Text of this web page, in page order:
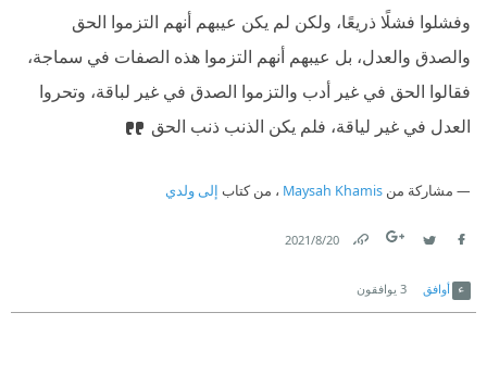
وفشلوا فشلًا ذريعًا، ولكن لم يكن عيبهم أنهم التزموا الحق
والصدق والعدل، بل عيبهم أنهم التزموا هذه الصفات في سماجة،
فقالوا الحق في غير أدب والتزموا الصدق في غير لباقة، وتحروا
العدل في غير لياقة، فلم يكن الذنب ذنب الحق
مشاركة من Maysah Khamis ، من كتاب إلى ولدي
20‏/8‏/2021
أوافق 3 يوافقون